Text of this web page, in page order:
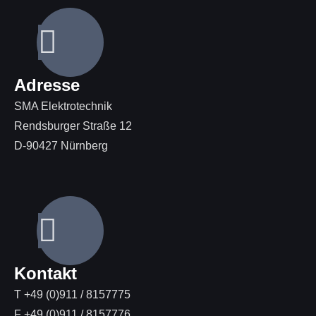
Adresse
SMA Elektrotechnik
Rendsburger Straße 12
D-90427 Nürnberg
Kontakt
T +49 (0)911 / 8157775